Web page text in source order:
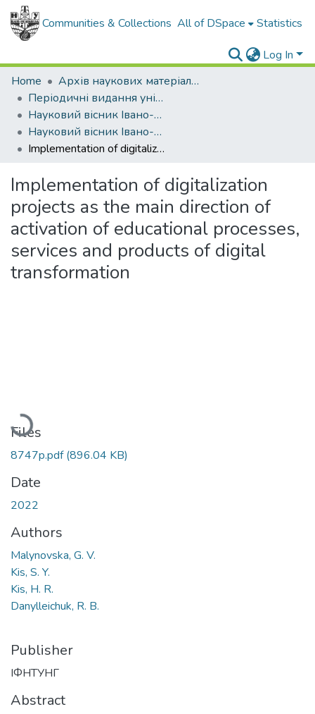
Communities & Collections All of DSpace Statistics
Log In
Home
Архів наукових матеріалів
Періодичні видання університету
Науковий вісник Івано-Франківського національного технічного університету нафти і газу. Серія: Економіка та управління в нафтовій і газовій промисловості
Науковий вісник Івано-Франківського національного технічного університету нафти і газу. Серія Економіка та управління в нафтовій і газовій промисловості - 2022 - № 1
Implementation of digitalization projects as the main direction of activation of educational processes, services and products of digital transformation
Implementation of digitalization
projects as the main direction of
activation of educational processes,
services and products of digital
transformation
Loading...
Files
8747p.pdf(896.04 KB)
Date
2022
Authors
Malynovska, G. V.
Kis, S. Y.
Kis, H. R.
Danylleichuk, R. B.
Publisher
ІФНТУНГ
Abstract